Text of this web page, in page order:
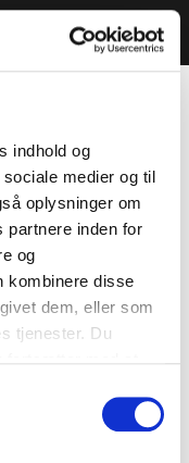
indhold og
medier og til
oplysninger om
partnere inden for
og
kombinere disse
dem, eller som
tjenester. Du